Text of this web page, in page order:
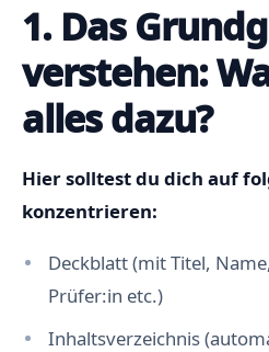
1. Das
verstehen:
alles dazu?
Hier solltest du dich auf
konzentrieren:
Deckblatt (mit Titel,
Prüfer:in etc.)
Inhaltsverzeichnis